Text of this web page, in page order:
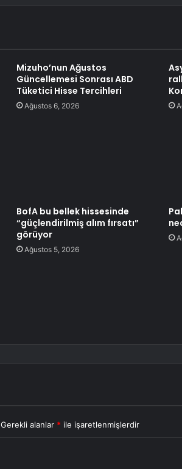
Mizuho’nun Ağustos
Güncellemesi Sonrası ABD
Tüketici Hisse Tercihleri
Ağustos 6, 2026
BofA bu bellek hissesinde
“güçlendirilmiş alım fırsatı”
görüyor
Ağustos 5, 2026
Gerekli alanlar * ile işaretlenmişlerdir